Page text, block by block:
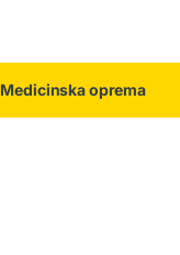
Medicinska oprema